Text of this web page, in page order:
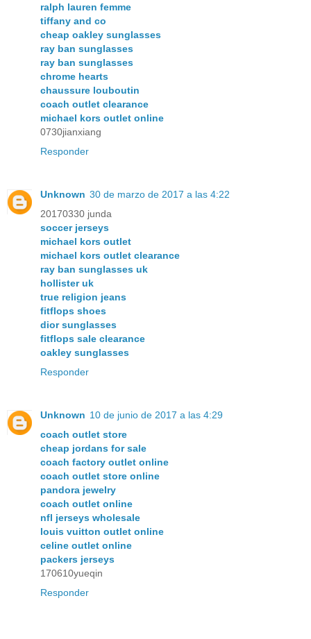
ralph lauren femme
tiffany and co
cheap oakley sunglasses
ray ban sunglasses
ray ban sunglasses
chrome hearts
chaussure louboutin
coach outlet clearance
michael kors outlet online
0730jianxiang
Responder
Unknown 30 de marzo de 2017 a las 4:22
20170330 junda
soccer jerseys
michael kors outlet
michael kors outlet clearance
ray ban sunglasses uk
hollister uk
true religion jeans
fitflops shoes
dior sunglasses
fitflops sale clearance
oakley sunglasses
Responder
Unknown 10 de junio de 2017 a las 4:29
coach outlet store
cheap jordans for sale
coach factory outlet online
coach outlet store online
pandora jewelry
coach outlet online
nfl jerseys wholesale
louis vuitton outlet online
celine outlet online
packers jerseys
170610yueqin
Responder